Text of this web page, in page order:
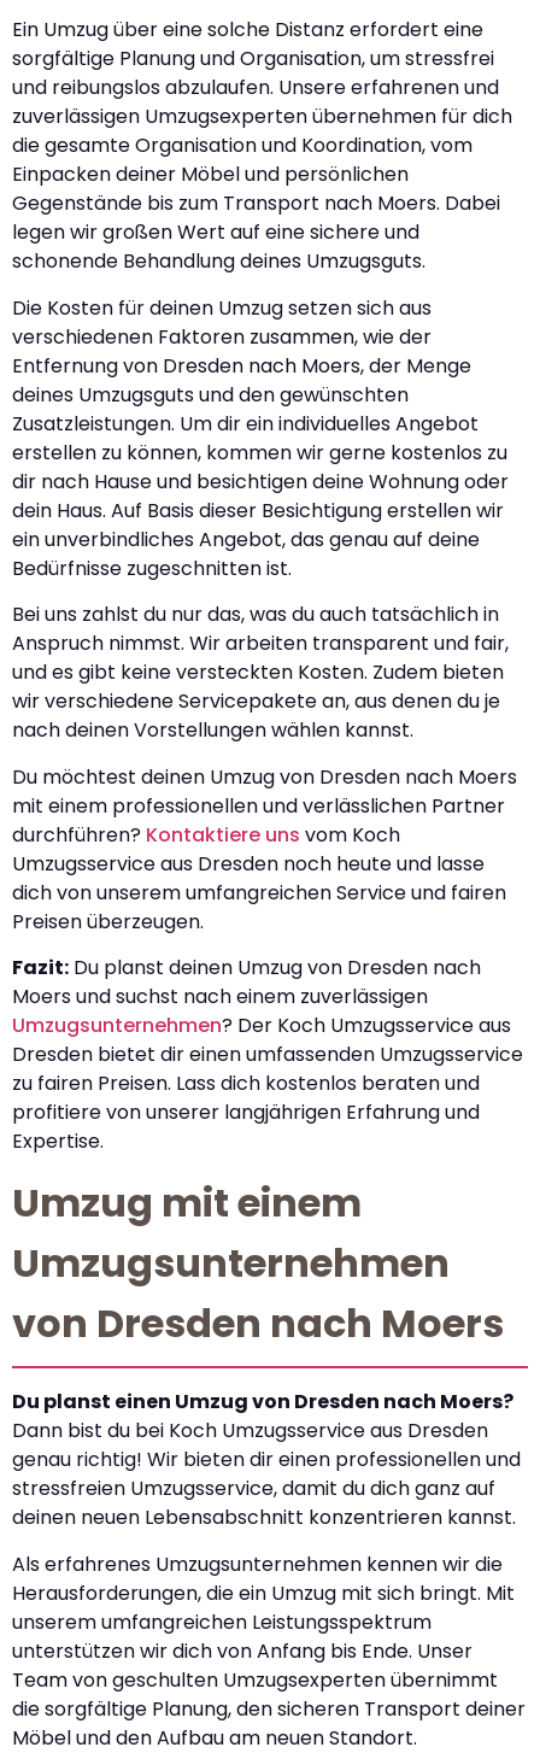
Ein Umzug über eine solche Distanz erfordert eine
sorgfältige Planung und Organisation, um stressfrei
und reibungslos abzulaufen. Unsere erfahrenen und
zuverlässigen Umzugsexperten übernehmen für dich
die gesamte Organisation und Koordination, vom
Einpacken deiner Möbel und persönlichen
Gegenstände bis zum Transport nach Moers. Dabei
legen wir großen Wert auf eine sichere und
schonende Behandlung deines Umzugsguts.
Die Kosten für deinen Umzug setzen sich aus
verschiedenen Faktoren zusammen, wie der
Entfernung von Dresden nach Moers, der Menge
deines Umzugsguts und den gewünschten
Zusatzleistungen. Um dir ein individuelles Angebot
erstellen zu können, kommen wir gerne kostenlos zu
dir nach Hause und besichtigen deine Wohnung oder
dein Haus. Auf Basis dieser Besichtigung erstellen wir
ein unverbindliches Angebot, das genau auf deine
Bedürfnisse zugeschnitten ist.
Bei uns zahlst du nur das, was du auch tatsächlich in
Anspruch nimmst. Wir arbeiten transparent und fair,
und es gibt keine versteckten Kosten. Zudem bieten
wir verschiedene Servicepakete an, aus denen du je
nach deinen Vorstellungen wählen kannst.
Du möchtest deinen Umzug von Dresden nach Moers
mit einem professionellen und verlässlichen Partner
durchführen? Kontaktiere uns vom Koch
Umzugsservice aus Dresden noch heute und lasse
dich von unserem umfangreichen Service und fairen
Preisen überzeugen.
Fazit: Du planst deinen Umzug von Dresden nach
Moers und suchst nach einem zuverlässigen
Umzugsunternehmen? Der Koch Umzugsservice aus
Dresden bietet dir einen umfassenden Umzugsservice
zu fairen Preisen. Lass dich kostenlos beraten und
profitiere von unserer langjährigen Erfahrung und
Expertise.
Umzug mit einem
Umzugsunternehmen
von Dresden nach Moers
Du planst einen Umzug von Dresden nach Moers?
Dann bist du bei Koch Umzugsservice aus Dresden
genau richtig! Wir bieten dir einen professionellen und
stressfreien Umzugsservice, damit du dich ganz auf
deinen neuen Lebensabschnitt konzentrieren kannst.
Als erfahrenes Umzugsunternehmen kennen wir die
Herausforderungen, die ein Umzug mit sich bringt. Mit
unserem umfangreichen Leistungsspektrum
unterstützen wir dich von Anfang bis Ende. Unser
Team von geschulten Umzugsexperten übernimmt
die sorgfältige Planung, den sicheren Transport deiner
Möbel und den Aufbau am neuen Standort.